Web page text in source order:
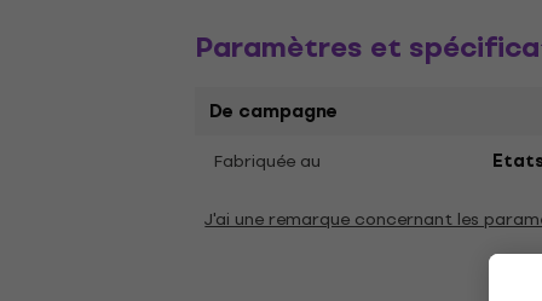
Paramètres et
De campagne
Fabriquée au
J'ai une remarque concernant les